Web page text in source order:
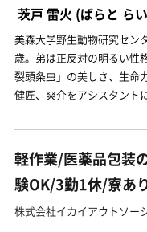
茨戸 雷火 (ばらと ら
美森大学野生動物研究セン
歳。弟は正反対の明るい性
裂頭条虫」の美しさ、生命
健匠、爽介をアシスタント
軽作業/医薬品包装
験OK/3勤1休/寮あ
株式会社イカイアウトソー